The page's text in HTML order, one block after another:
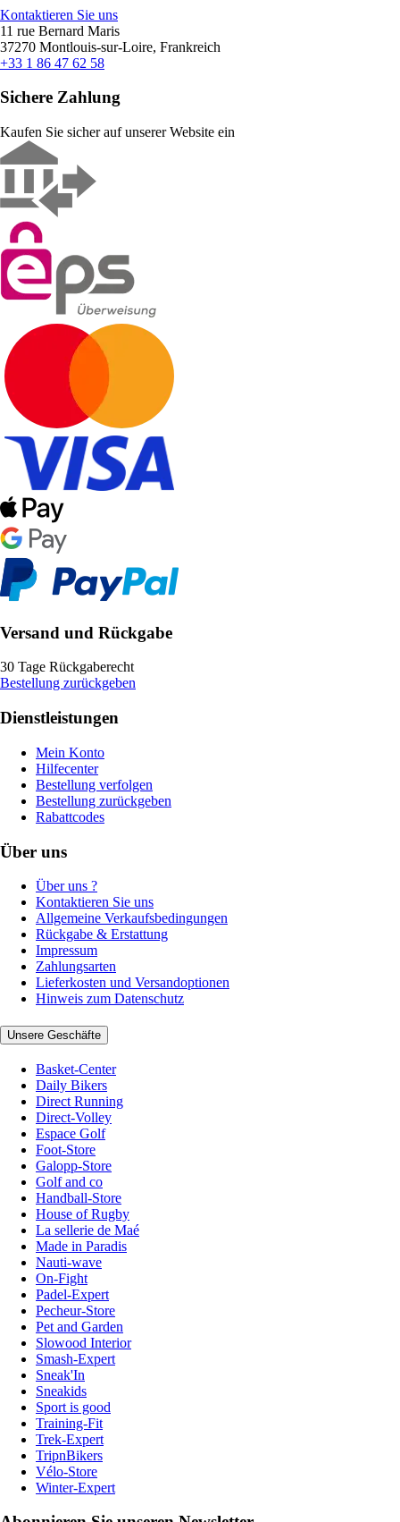
Kontaktieren Sie uns
11 rue Bernard Maris
37270 Montlouis-sur-Loire, Frankreich
+33 1 86 47 62 58
Sichere Zahlung
Kaufen Sie sicher auf unserer Website ein
Versand und Rückgabe
30 Tage Rückgaberecht
Bestellung zurückgeben
Dienstleistungen
Mein Konto
Hilfecenter
Bestellung verfolgen
Bestellung zurückgeben
Rabattcodes
Über uns
Über uns ?
Kontaktieren Sie uns
Allgemeine Verkaufsbedingungen
Rückgabe & Erstattung
Impressum
Zahlungsarten
Lieferkosten und Versandoptionen
Hinweis zum Datenschutz
Unsere Geschäfte
Basket-Center
Daily Bikers
Direct Running
Direct-Volley
Espace Golf
Foot-Store
Galopp-Store
Golf and co
Handball-Store
House of Rugby
La sellerie de Maé
Made in Paradis
Nauti-wave
On-Fight
Padel-Expert
Pecheur-Store
Pet and Garden
Slowood Interior
Smash-Expert
Sneak'In
Sneakids
Sport is good
Training-Fit
Trek-Expert
TripnBikers
Vélo-Store
Winter-Expert